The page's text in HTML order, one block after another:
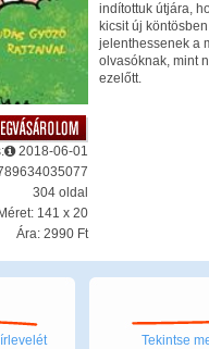
2018-06-01
304 oldal
141 x 20
Ára: 2990 Ft
indítottuk útjára,
kicsit új
jelenthessenek a
olvasóknak, mint
ezelőtt.
Tekintse